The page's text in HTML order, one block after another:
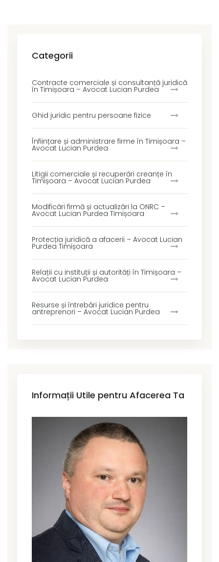
Categorii
Contracte comerciale și consultanță juridică
în Timișoara – Avocat Lucian Purdea
Ghid juridic pentru persoane fizice
Înființare și administrare firme în Timișoara –
Avocat Lucian Purdea
Litigii comerciale și recuperări creanțe în
Timișoara – Avocat Lucian Purdea
Modificări firmă și actualizări la ONRC –
Avocat Lucian Purdea Timișoara
Protecția juridică a afacerii – Avocat Lucian
Purdea Timișoara
Relații cu instituții și autorități în Timișoara –
Avocat Lucian Purdea
Resurse și întrebări juridice pentru
antreprenori – Avocat Lucian Purdea
Informații Utile pentru Afacerea Ta